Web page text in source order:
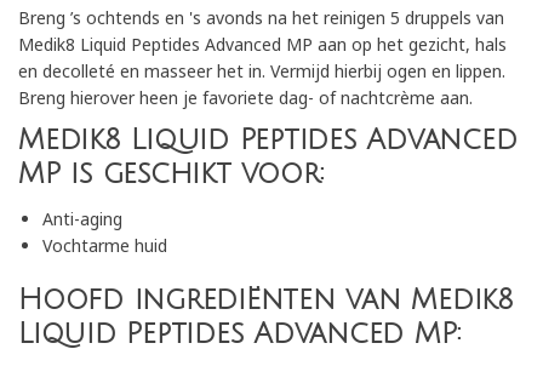
Breng ’s ochtends en 's avonds na het reinigen 5 druppels van
Medik8 Liquid Peptides Advanced MP aan op het gezicht, hals
en decolleté en masseer het in. Vermijd hierbij ogen en lippen.
Breng hierover heen je favoriete dag- of nachtcrème aan.
Medik8 Liquid Peptides Advanced
MP is geschikt voor:
Anti-aging
Vochtarme huid
Hoofd ingrediënten van Medik8
Liquid Peptides Advanced MP: